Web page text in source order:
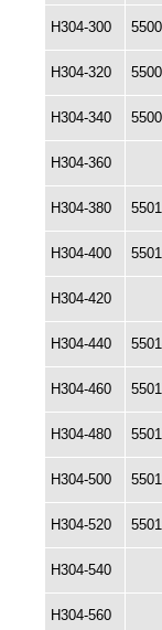
H304-300
H304-320
H304-340
H304-360
H304-380
H304-400
H304-420
H304-440
H304-460
H304-480
H304-500
H304-520
H304-540
H304-560